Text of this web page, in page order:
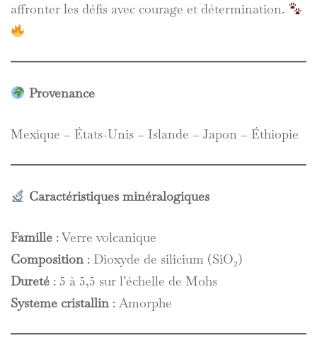
affronter les défis avec courage et détermination.
Provenance
Mexique – États-Unis – Islande – Japon – Éthiopie
Caractéristiques minéralogiques
Famille : Verre volcanique
Composition: Dioxyde de silicium (SiO₂)
Dureté : 5 à 5,5 sur l’échelle de Mohs
Système cristallin: Amorphe